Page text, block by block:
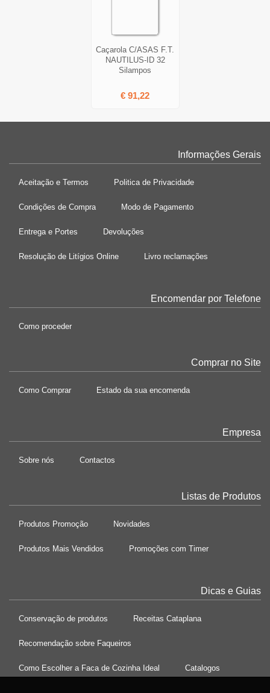
Caçarola C/ASAS F.T.
NAUTILUS-ID 32
Silampos
€ 91,22
Informações Gerais
Aceitação e Termos Politica de Privacidade
Condições de Compra Modo de Pagamento
Entrega e Portes Devoluções
Resolução de Litígios Online Livro reclamações
Encomendar por Telefone
Como proceder
Comprar no Site
Como Comprar Estado da sua encomenda
Empresa
Sobre nós Contactos
Listas de Produtos
Produtos Promoção Novidades
Produtos Mais Vendidos Promoções com Timer
Dicas e Guias
Conservação de produtos Receitas Cataplana
Recomendação sobre Faqueiros
Como Escolher a Faca de Cozinha Ideal Catalogos